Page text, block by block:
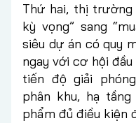
Thứ hai, thị trường
kỳ vọng” sang
siêu dự án có quy
ngay với cơ hội
tiến độ giải
phân khu, hạ
phẩm đủ điều kiện